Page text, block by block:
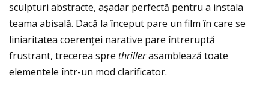
sculpturi abstracte, așadar perfectă pentru a instala
teama abisală. Dacă la început pare un film în care se
liniaritatea coerenței narative pare întreruptă
frustrant, trecerea spre thrillerasamblează toate
elementele într-un mod clarificator.